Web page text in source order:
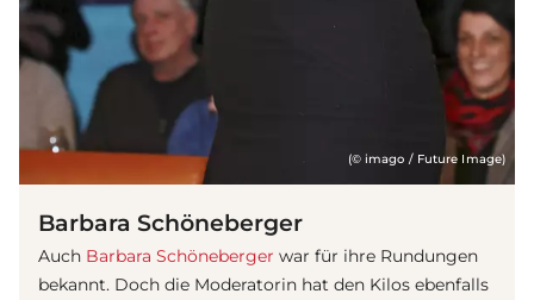
(© imago / Future Image)
Barbara Schöneberger
Auch Barbara Schöneberger war für ihre Rundungen
bekannt. Doch die Moderatorin hat den Kilos ebenfalls